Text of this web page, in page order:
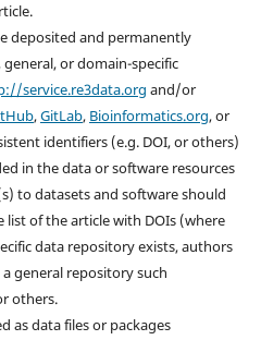
deposited and permanently
or domain-specific
service.re3data.org and/or
,GitLab, Bioinformatics.org, or
identifiers (e.g. DOI, or others)
in the data or software resources
to datasets and software should
list of the article with DOIs (where
data repository exists, authors
general repository such
others.
as data files or packages